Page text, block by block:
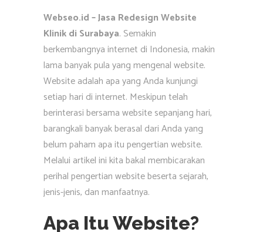
Webseo.id – Jasa Redesign Website
Klinik di Surabaya. Semakin
berkembangnya internet di Indonesia, makin
lama banyak pula yang mengenal website.
Website adalah apa yang Anda kunjungi
setiap hari di internet. Meskipun telah
berinterasi bersama website sepanjang hari,
barangkali banyak berasal dari Anda yang
belum paham apa itu pengertian website.
Melalui artikel ini kita bakal membicarakan
perihal pengertian website beserta sejarah,
jenis-jenis, dan manfaatnya.
Apa Itu Website?